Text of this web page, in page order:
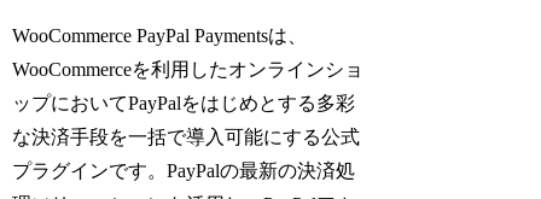
WooCommerce PayPal Paymentsは、
WooCommerceを利用したオンラインショ
ップにおいてPayPalをはじめとする多彩
な決済手段を一括で導入可能にする公式
プラグインです。PayPalの最新の決済処